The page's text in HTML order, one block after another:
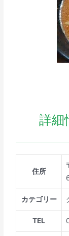
詳細
住所
カテゴリー
TEL